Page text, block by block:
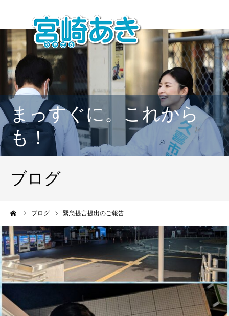
まっすぐに。これから
も！
ブログ
ブログ 緊急提言提出のご報告